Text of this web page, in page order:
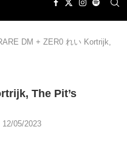
DM + ZER0 れい Kortrijk,
The Pit’s
12/05/2023